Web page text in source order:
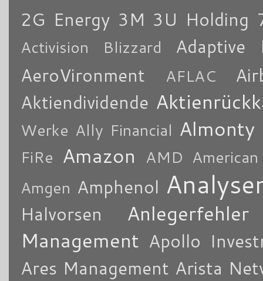
2G Energy 3M 3U Holding
Activision Blizzard
Adaptive
AeroVironment
AFLAC
Aktiendividende
Werke Ally Financial Almonty
FiRe Amazon AMD
Amgen Amphenol
Halvorsen
Anlegerfehler
Management Apollo
Ares Management Arista